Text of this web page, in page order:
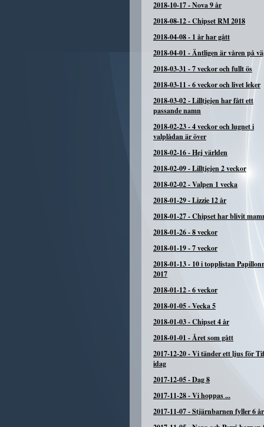
2018-10-17-Nova 9 år
2018-08-12-Chipset RM 2018
2018-04-08- 1 år har gått
2018-04-01 -Äntligen är våren på
2018-03-31 -7 veckor och fullt ös
2018-03-11 -6 veckor och livet leker
2018-03-02-Lilltjejen har fått ett
passande namn
2018-02-23-4 veckor och lugnet i
valplådan är över
2018-02-16-Hej världen
2018-02-09-Lilltjejen 2 veckor
2018-02-02-Valpen 1 vecka
2018-01-29-Lizzie 12 år
2018-01-27-Chipset har blivit
2018-01-26-8 veckor
2018-01-19-7 veckor
2018-01-13- 10 i topplistan
2017
2018-01-12-6 veckor
2018-01-05-Vecka 5
2018-01-03-Chipset 4 år
2018-01-01 -Året som gått
2017-12-20-Vi tänder ett ljus för
idag
2017-12-05-Dag 8
2017-11-28-Vi hoppas ...
2017-11-07-Stjärnbarnen fyller 6 år